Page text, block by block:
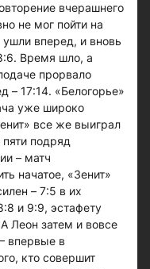
вчерашнего
не мог пойти на
ушли вперед, и вновь
Время шло, а
прорвало
– 17:14. «Белогорье»
уже широко
все же выиграл
подряд
– матч
начатое, «Зенит»
– 7:5 в их
и 9:9, эстафету
Леон затем и вовсе
впервые в
кто совершит